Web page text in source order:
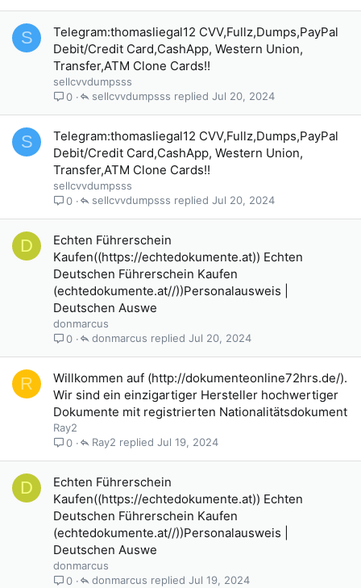
S
Telegram:thomasliegal12 CVV,Fullz,Dumps,PayPal
Debit/Credit Card,CashApp, Western Union,
Transfer,ATM Clone Cards!!
sellcvvdumpsss
0
Jul 20, 2024
sellcvvdumpsss
S
Telegram:thomasliegal12 CVV,Fullz,Dumps,PayPal
Debit/Credit Card,CashApp, Western Union,
Transfer,ATM Clone Cards!!
sellcvvdumpsss
0
Jul 20, 2024
sellcvvdumpsss
D
Echten Führerschein
Kaufen((https://echtedokumente.at)) Echten
Deutschen Führerschein Kaufen
(echtedokumente.at//))Personalausweis |
Deutschen Auswe
donmarcus
0
Jul 20, 2024
donmarcus
R
Willkommen auf (http://dokumenteonline72hrs.de/).
Wir sind ein einzigartiger Hersteller hochwertiger
Dokumente mit registrierten Nationalitätsdokument
Ray2
0
Jul 19, 2024
Ray2
D
Echten Führerschein
Kaufen((https://echtedokumente.at)) Echten
Deutschen Führerschein Kaufen
(echtedokumente.at//))Personalausweis |
Deutschen Auswe
donmarcus
0
Jul 19, 2024
donmarcus